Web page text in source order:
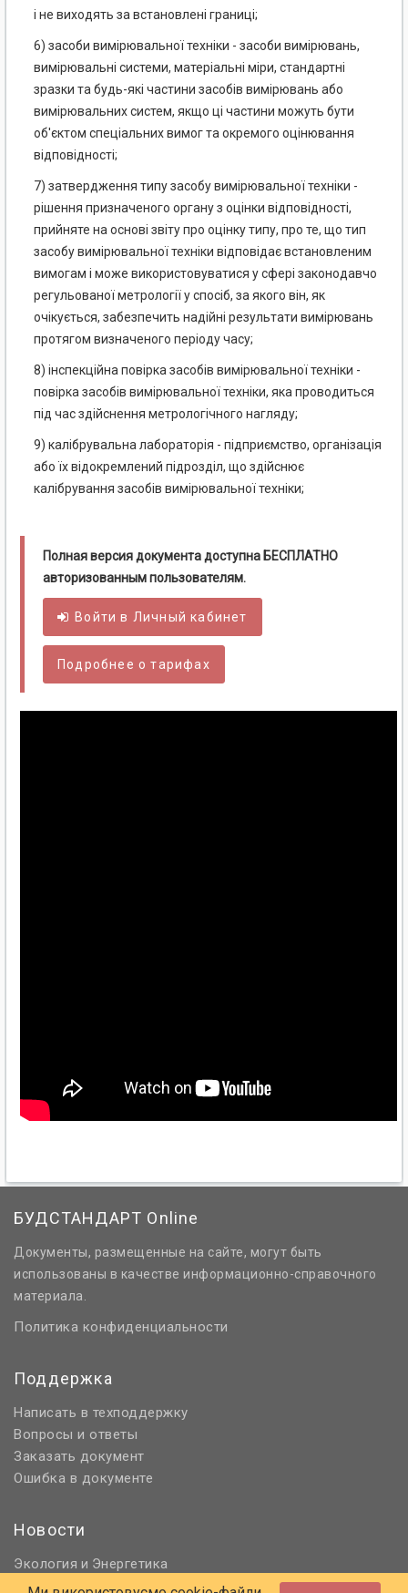
і не виходять за встановлені границі;
6) засоби вимірювальної техніки - засоби вимірювань,
вимірювальні системи, матеріальні міри, стандартні
зразки та будь-які частини засобів вимірювань або
вимірювальних систем, якщо ці частини можуть бути
об'єктом спеціальних вимог та окремого оцінювання
відповідності;
7) затвердження типу засобу вимірювальної техніки -
рішення призначеного органу з оцінки відповідності,
прийняте на основі звіту про оцінку типу, про те, що тип
засобу вимірювальної техніки відповідає встановленим
вимогам і може використовуватися у сфері законодавчо
регульованої метрології у спосіб, за якого він, як
очікується, забезпечить надійні результати вимірювань
протягом визначеного періоду часу;
8) інспекційна повірка засобів вимірювальної техніки -
повірка засобів вимірювальної техніки, яка проводиться
під час здійснення метрологічного нагляду;
9) калібрувальна лабораторія - підприємство, організація
або їх відокремлений підрозділ, що здійснює
калібрування засобів вимірювальної техніки;
Полная версия документа доступна БЕСПЛАТНО
авторизованным пользователям.
Войти в Личный кабинет
Подробнее о тарифах
БУДСТАНДАРТ Online
Документы, размещенные на сайте, могут быть
использованы в качестве информационно-справочного
материала.
Политика конфиденциальности
Поддержка
Написать в техподдержку
Вопросы и ответы
Заказать документ
Ошибка в документе
Новости
Экология и Энергетика
Нормативное регулирование